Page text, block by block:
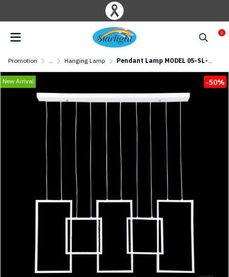
0
Promotion ... Hanging Lamp Pendant Lamp MODEL 05-SL-23014-3+2-WH (LED 127W) White
New Arrival -50%